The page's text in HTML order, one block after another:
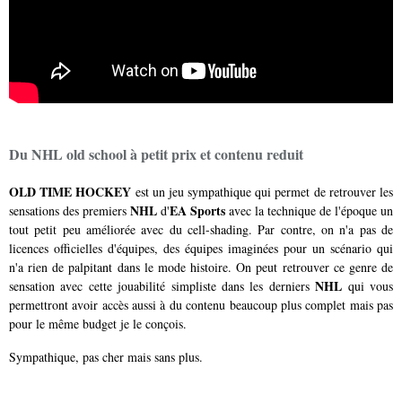
Du NHL old school à petit prix et contenu reduit
OLD TIME HOCKEY est un jeu sympathique qui permet de retrouver les
sensations des premiers NHL d'EA Sports avec la technique de l'époque un
tout petit peu améliorée avec du cell-shading. Par contre, on n'a pas de
licences officielles d'équipes, des équipes imaginées pour un scénario qui
n'a rien de palpitant dans le mode histoire. On peut retrouver ce genre de
sensation avec cette jouabilité simpliste dans les derniersNHL qui vous
permettront avoir accès aussi à du contenu beaucoup plus complet mais pas
pour le même budget je le conçois.
Sympathique, pas cher mais sans plus.